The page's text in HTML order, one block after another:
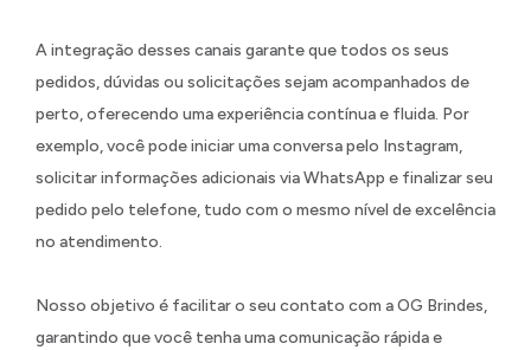
A integração desses canais garante que todos os seus
pedidos, dúvidas ou solicitações sejam acompanhados de
perto, oferecendo uma experiência contínua e fluida. Por
exemplo, você pode iniciar uma conversa pelo Instagram,
solicitar informações adicionais via WhatsApp e finalizar seu
pedido pelo telefone, tudo com o mesmo nível de excelência
no atendimento.
Nosso objetivo é facilitar o seu contato com a OG Brindes,
garantindo que você tenha uma comunicação rápida e